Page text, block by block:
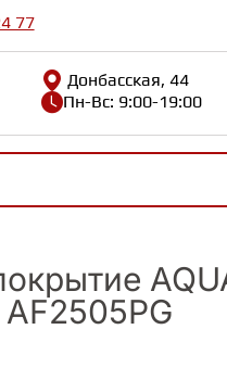
77
Донбасская, 44
Пн-Вс: 9:00-19:00